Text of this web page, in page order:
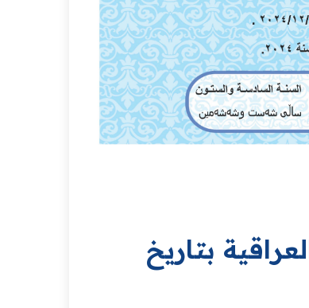
العراقية بتاريخ